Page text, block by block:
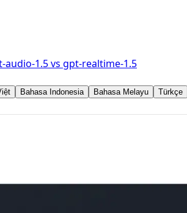
audio-1.5vs gpt-realtime-1.5
Bahasa Indonesia Bahasa Melayu Türkçe